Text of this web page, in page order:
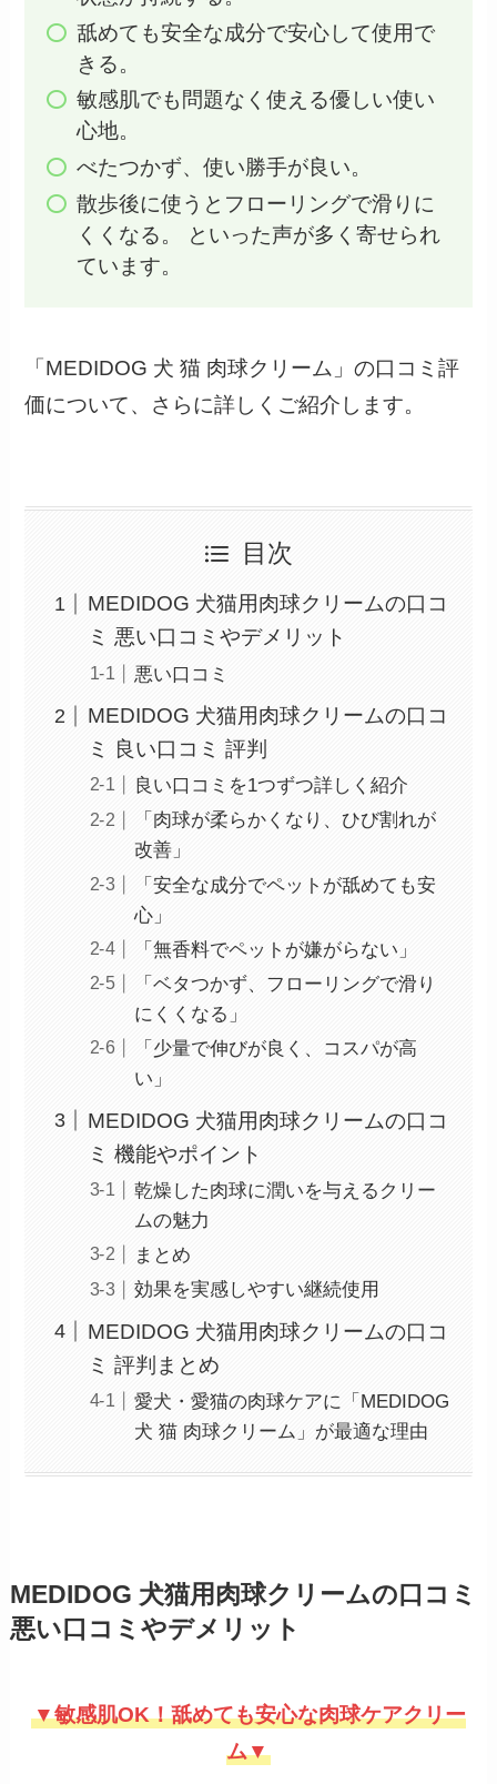
舐めても安全な成分で安心して使用で
きる。
敏感肌でも問題なく使える優しい使い
心地。
べたつかず、使い勝手が良い。
散歩後に使うとフローリングで滑りに
くくなる。 といった声が多く寄せられ
ています。
「MEDIDOG 犬 猫 肉球クリーム」の口コミ評
価について、さらに詳しくご紹介します。
目次
MEDIDOG 犬猫用肉球クリームの口コ
ミ 悪い口コミやデメリット
悪い口コミ
MEDIDOG 犬猫用肉球クリームの口コ
ミ 良い口コミ 評判
良い口コミを1つずつ詳しく紹介
「肉球が柔らかくなり、ひび割れが
改善」
「安全な成分でペットが舐めても安
心」
「無香料でペットが嫌がらない」
「ベタつかず、フローリングで滑り
にくくなる」
「少量で伸びが良く、コスパが高
い」
MEDIDOG 犬猫用肉球クリームの口コ
ミ 機能やポイント
乾燥した肉球に潤いを与えるクリー
ムの魅力
まとめ
効果を実感しやすい継続使用
MEDIDOG 犬猫用肉球クリームの口コ
ミ 評判まとめ
愛犬・愛猫の肉球ケアに「MEDIDOG
犬 猫 肉球クリーム」が最適な理由
MEDIDOG 犬猫用肉球クリームの口コミ
悪い口コミやデメリット
▼敏感肌OK！舐めても安心な肉球ケアクリー
ム▼